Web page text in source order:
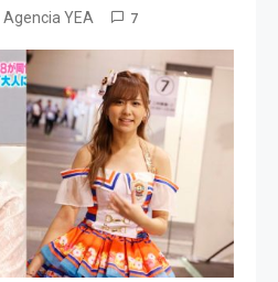
Agencia YEA 7